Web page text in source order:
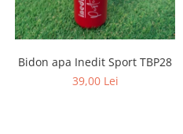
Bidon apa Inedit Sport TBP28
39,00 Lei